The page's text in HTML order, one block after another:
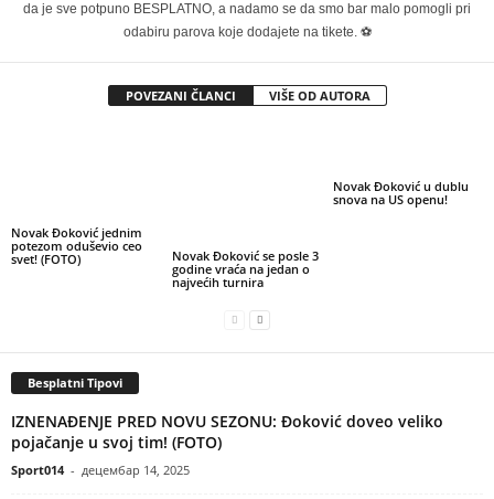
da je sve potpuno BESPLATNO, a nadamo se da smo bar malo pomogli pri
odabiru parova koje dodajete na tikete. ⚽
POVEZANI ČLANCI VIŠE OD AUTORA
Novak Đoković jednim
potezom oduševio ceo
svet! (FOTO)
Novak Đoković se posle 3
godine vraća na jedan o
najvećih turnira
Novak Đoković u dublu
snova na US openu!
Besplatni Tipovi
IZNENAĐENJE PRED NOVU SEZONU: Đoković doveo veliko
pojačanje u svoj tim! (FOTO)
Sport014 - децембар 14, 2025